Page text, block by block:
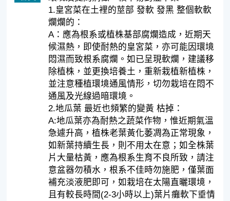
1.皇宮菜在土裡的莖部 發軟 發黑 整個軟軟
爛爛的：
A：應為根系或植株基部腐爛造成，近期天
候濕熱，即使耐熱的皇宮菜，亦可能因環境
悶濕而致根系腐爛。如已呈現軟爛，建議移
除植株，並更換培養土，重新栽植新植株，
並注意種植環境通風情形，切勿栽培在悶不
通風及光線過暗環境。
2.地瓜葉 最近也頻繁的變黃 枯掉：
A:地瓜葉亦為耐熱之蔬菜作物，惟近期氣溫
急遽升高，植株老葉黃化萎凋為正常現象，
如新葉持續生長，則不用太在意；如全株葉
片大量枯黃，應為根系生育不良所致，請注
意盆器勿積水，根系不佳時勿施肥，僅葉面
補充淡液肥即可，如栽培在太陽直曬環境，
且有較長時間(2-3小時以上)葉片癱軟下垂情